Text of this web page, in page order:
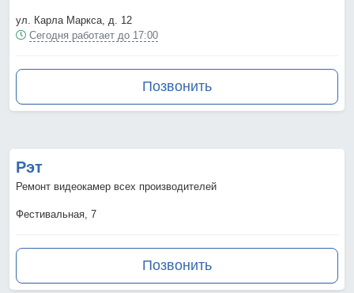
ул. Карла Маркса, д. 12
Сегодня работает до 17:00
Позвонить
Рэт
Ремонт видеокамер всех производителей
Фестивальная, 7
Позвонить